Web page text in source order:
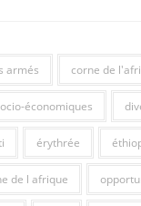
armés corne de
économiques
érythrée
de l afrique